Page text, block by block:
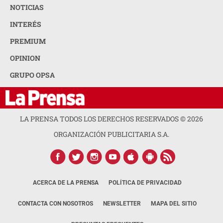
NOTICIAS
INTERÉS
PREMIUM
OPINION
GRUPO OPSA
LA PRENSA TODOS LOS DERECHOS RESERVADOS ©2026
ORGANIZACIÓN PUBLICITARIA S.A.
ACERCA DE LA PRENSA POLÍTICA DE PRIVACIDAD
CONTACTA CON NOSOTROS NEWSLETTER MAPA DEL SITIO